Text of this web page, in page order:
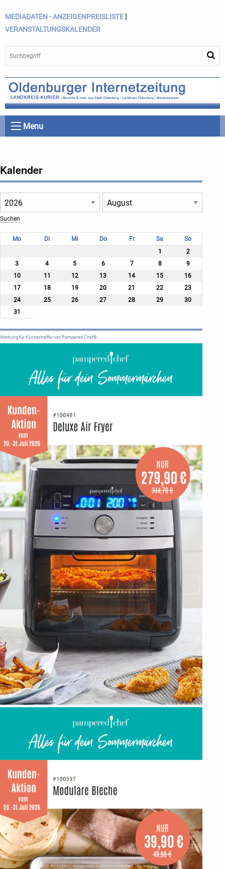
MEDIADATEN - ANZEIGENPREISLISTE |
VERANSTALTUNGSKALENDER
Menu
Kalender
Mo Di Mi Do Fr Sa
So
1
2
3
4 5 6 7 8
9
10
11 12 13 14 15
16
17
18 19 20 21 22
23
24
25 26 27 28 29
30
31
Werbung für Küchenhelfer von Pampered Chef®